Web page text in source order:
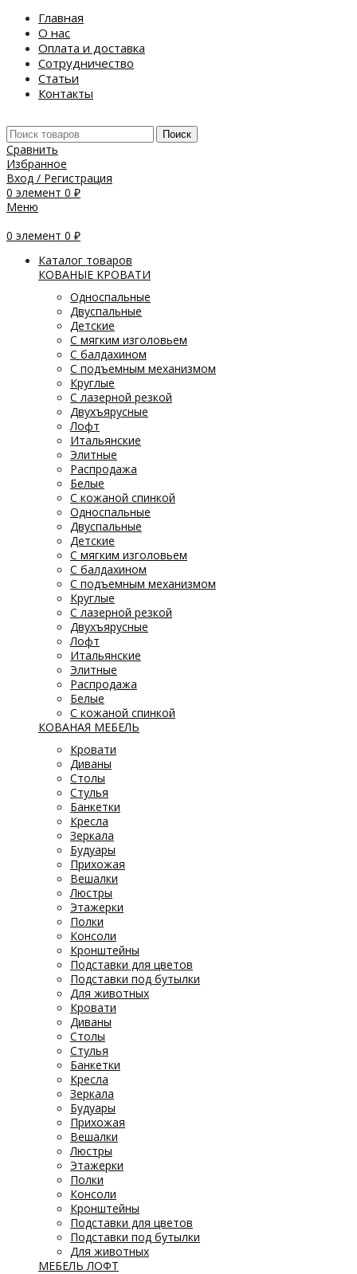
Главная
О нас
Оплата и доставка
Сотрудничество
Статьи
Контакты
Поиск
Сравнить
Избранное
Вход / Регистрация
0 элемент 0 ₽
Меню
0 элемент 0 ₽
Каталог товаров
КОВАНЫЕ КРОВАТИ
Односпальные
Двуспальные
Детские
С мягким изголовьем
С балдахином
С подъемным механизмом
Круглые
С лазерной резкой
Двухъярусные
Лофт
Итальянские
Элитные
Распродажа
Белые
С кожаной спинкой
Односпальные
Двуспальные
Детские
С мягким изголовьем
С балдахином
С подъемным механизмом
Круглые
С лазерной резкой
Двухъярусные
Лофт
Итальянские
Элитные
Распродажа
Белые
С кожаной спинкой
КОВАНАЯ МЕБЕЛЬ
Кровати
Диваны
Столы
Стулья
Банкетки
Кресла
Зеркала
Будуары
Прихожая
Вешалки
Люстры
Этажерки
Полки
Консоли
Кронштейны
Подставки для цветов
Подставки под бутылки
Для животных
Кровати
Диваны
Столы
Стулья
Банкетки
Кресла
Зеркала
Будуары
Прихожая
Вешалки
Люстры
Этажерки
Полки
Консоли
Кронштейны
Подставки для цветов
Подставки под бутылки
Для животных
МЕБЕЛЬ ЛОФТ